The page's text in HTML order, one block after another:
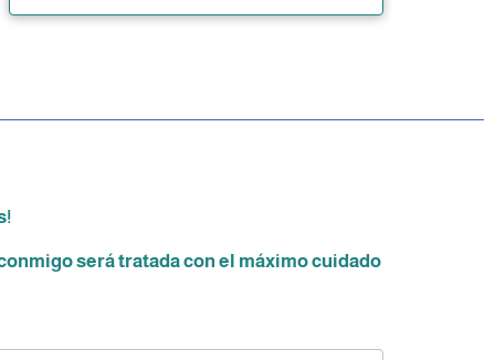
será tratada con el máximo cuidado